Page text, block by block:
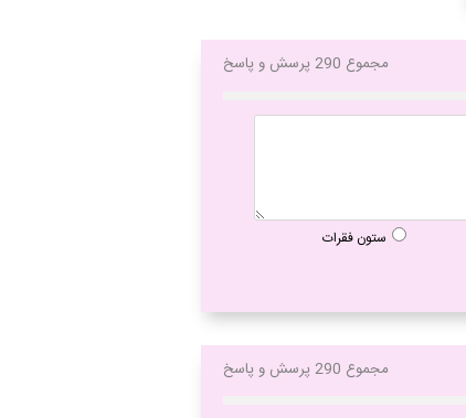
مجموع 290 پرسش و پاسخ
ستون فقرات
مجموع 290 پرسش و پاسخ